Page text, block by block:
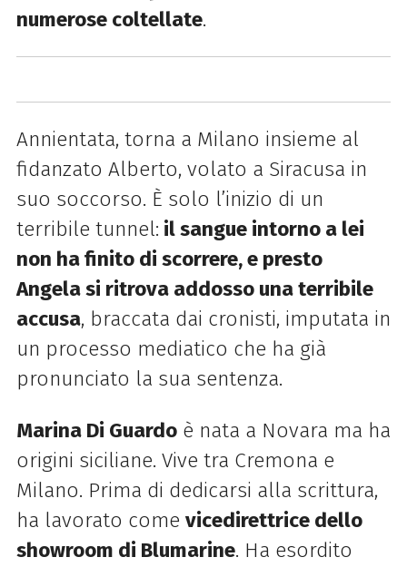
numerose coltellate.
Annientata, torna a Milano insieme al
fidanzato Alberto, volato a Siracusa in
suo soccorso. È solo l’inizio di un
terribile tunnel: il sangue intorno a lei
non ha finito di scorrere, e presto
Angela si ritrova addosso una terribile
accusa, braccata dai cronisti, imputata in
un processo mediatico che ha già
pronunciato la sua sentenza.
Marina Di Guardoè nata a Novara ma ha
origini siciliane. Vive tra Cremona e
Milano. Prima di dedicarsi alla scrittura,
ha lavorato come vicedirettrice dello
showroom di Blumarine. Ha esordito